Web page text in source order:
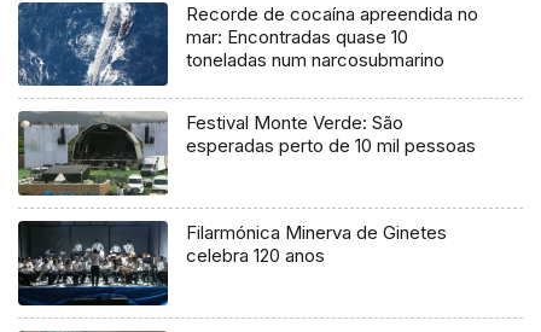
Recorde de cocaína apreendida no
mar: Encontradas quase 10
toneladas num narcosubmarino
Festival Monte Verde: São
esperadas perto de 10 mil pessoas
Filarmónica Minerva de Ginetes
celebra 120 anos